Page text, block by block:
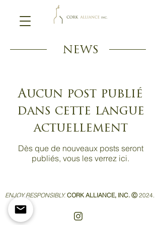
NEWS
Aucun post publié
dans cette langue
actuellement
Dès que de nouveaux posts seront
publiés, vous les verrez ici.
ENJOY RESPONSIBLY. CORK ALLIANCE, INC. Ⓒ2024.